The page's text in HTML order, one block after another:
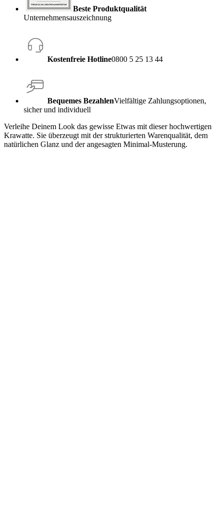
Beste Produktqualität
Unternehmensauszeichnung
Kostenfreie Hotline0800 5 25 13 44
Bequemes BezahlenVielfältige Zahlungsoptionen,
sicher und individuell
Verleihe Deinem Look das gewisse Etwas mit dieser hochwertigen
Krawatte. Sie überzeugt mit der strukturierten Warenqualität, dem
natürlichen Glanz und der angesagten Minimal-Musterung.